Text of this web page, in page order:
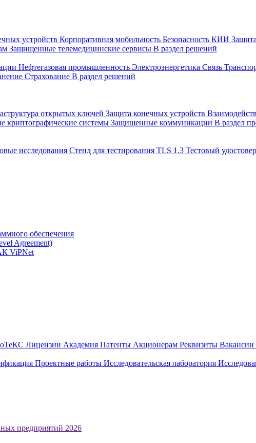
устройств Корпоративная мобильность Безопасность КИИ
Защищенные телемедицинские сервисы В раздел решений
Нефтегазовая промышленность Электроэнергетика Связь
Страхование В раздел решений
открытых ключей Защита конечных устройств
криптографические системы Защищенные коммуникации В раздел
исследования Стенд для тестирования TLS 1.3 Тестовый
обеспечения
Agreement)
ViPNet
Лицензии Академия Патенты Акционерам Реквизиты Вакансии
Проектные работы Исследовательская лаборатория
предприятий 2026